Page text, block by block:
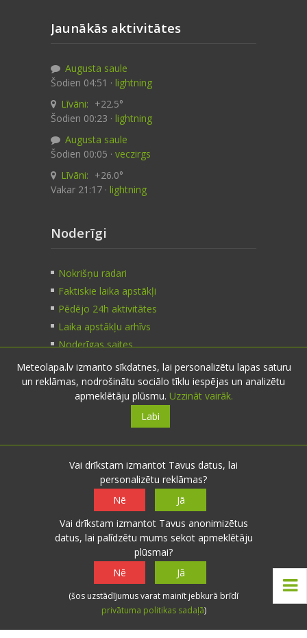
Jaunākās aktivitātes
Augusta saule
Šodien 04:51 · lightning
Līvāni: +22.5°
Šodien 00:23 · lightning
Augusta saule
Šodien 00:05 · veczirgs
Līvāni: +26.0°
Vakar 21:17 · lightning
Noderīgi
Nokrišņu radari
Faktiskie laika apstākļi
Pēdējo 24h aktivitātes
Laika apstākļu arhīvs
Noderīgas saites
Kontakti
nosūti ziņu
Seko mums
© 2026 meteolapa.lv. v2
Raksti· Galerijas· Radars·
laika apstākļi· Sazināties· Privātuma politika
Lietošanas noteikumi· Par mums
Meteolapa.lv izmanto sīkdatnes, lai personalizētu lapas saturu
un reklāmas, nodrošinātu sociālo tīklu iespējas un analizētu
apmeklētāju plūsmu. Uzzināt vairāk.
Labi
Vai drīkstam izmantot Tavus datus, lai
personalizētu reklāmas?
Nē
Jā
Vai drīkstam izmantot Tavus anonimizētus
datus, lai palīdzētu mums sekot apmeklētāju
plūsmai?
Nē
Jā
(šos uzstādījumus varat mainīt jebkurā brīdī
privātuma politikas sadaļā)